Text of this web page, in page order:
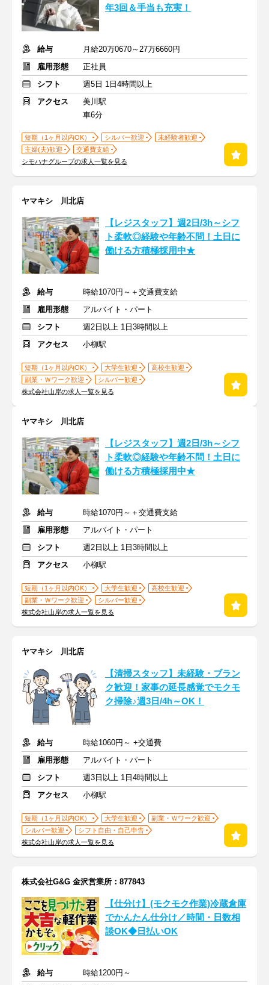
年3回＆手当も充実！
給与
月給20万0670～27万6660円
雇用形態
正社員
シフト
週5日 1日4時間以上
アクセス
美川駅
車6分
短期（1ヶ月以内OK） シルバー歓迎
未経験者歓迎
主婦(夫)歓迎
交通費支給
シモハナグループの求人一覧を見る
ヤマキシ 川北店
【レジスタッフ】週2日/3h～シフ
ト柔軟◎経験や年齢不問！土日に
働ける方積極採用中★
給与
時給1070円～＋交通費支給
雇用形態
アルバイト・パート
シフト
週2日以上 1日3時間以上
アクセス
小柳駅
短期（1ヶ月以内OK） 大学生歓迎
高校生歓迎
副業・Ｗワーク歓迎
シルバー歓迎
株式会社山岸の求人一覧を見る
ヤマキシ 川北店
【レジスタッフ】週2日/3h～シフ
ト柔軟◎経験や年齢不問！土日に
働ける方積極採用中★
給与
時給1070円～＋交通費支給
雇用形態
アルバイト・パート
シフト
週2日以上 1日3時間以上
アクセス
小柳駅
短期（1ヶ月以内OK） 大学生歓迎
高校生歓迎
副業・Ｗワーク歓迎
シルバー歓迎
株式会社山岸の求人一覧を見る
ヤマキシ 川北店
【清掃スタッフ】未経験・ブラン
ク歓迎！家事の延長感覚でモクモ
ク掃除♪週3日/4h～OK！
給与
時給1060円～ +交通費
雇用形態
アルバイト・パート
シフト
週3日以上 1日4時間以上
アクセス
小柳駅
短期（1ヶ月以内OK） 大学生歓迎
副業・Ｗワーク歓迎
シルバー歓迎
シフト自由・自己申告
株式会社山岸の求人一覧を見る
株式会社G&G 金沢営業所：877843
【仕分け】(モクモク作業)冷蔵倉庫
でかんたん仕分け／時間・日数相
談OK◆日払いOK
給与
時給1200円～